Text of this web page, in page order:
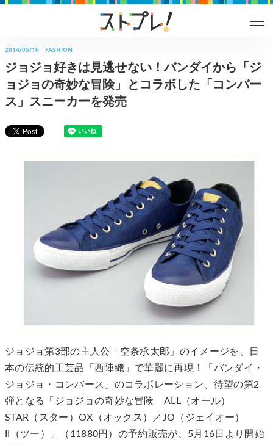
2014/05/16 FASHION
ジョジョ好きは見逃せない！バンダイから「ジ
ョジョの奇妙な冒険」とコラボした「コンバー
ス」スニーカーを発売
ジョジョ第3部の主人公「空条承太郎」のイメージを、日
本の伝統的工芸品「西陣織」で華麗に再現！「バンダイ・
ジョジョ・コンバース」のコラボレーション、待望の第2
弾となる「ジョジョの奇妙な冒険 ALL（オール）
STAR（スター）OX（オックス）／JO（ジェイオー）
II（ツー）」（11880円）の予約販売が、5月16日より開始